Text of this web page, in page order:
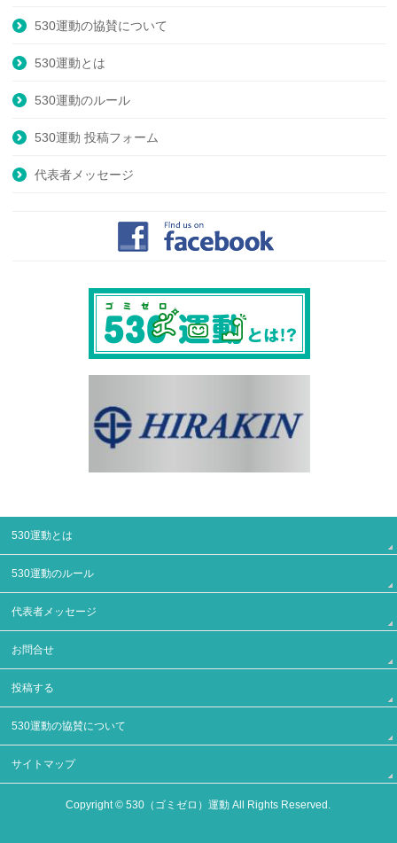
530運動の協賛について
530運動とは
530運動のルール
530運動 投稿フォーム
代表者メッセージ
530運動とは
530運動のルール
代表者メッセージ
お問合せ
投稿する
530運動の協賛について
サイトマップ
Copyright ©530（ゴミゼロ）運動 All Rights Reserved.